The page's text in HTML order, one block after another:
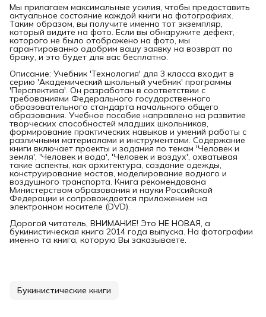
Мы прилагаем максимальные усилия, чтобы предоставить
актуальное состояние каждой книги на фотографиях.
Таким образом, вы получите именно тот экземпляр,
который видите на фото. Если вы обнаружите дефект,
которого не было отображено на фото, мы
гарантированно одобрим вашу заявку на возврат по
браку, и это будет для вас бесплатно.
Описание: Учебник 'Технология' для 3 класса входит в
серию 'Академический школьный учебник' программы
'Перспектива'. Он разработан в соответствии с
требованиями Федерального государственного
образовательного стандарта начального общего
образования. Учебное пособие направлено на развитие
творческих способностей младших школьников,
формирование практических навыков и умений работы с
различными материалами и инструментами. Содержание
книги включает проекты и задания по темам 'Человек и
земля', 'Человек и вода', 'Человек и воздух', охватывая
такие аспекты, как архитектура, создание одежды,
конструирование мостов, моделирование водного и
воздушного транспорта. Книга рекомендована
Министерством образования и науки Российской
Федерации и сопровождается приложением на
электронном носителе (DVD).
Дорогой читатель, ВНИМАНИЕ! Это НЕ НОВАЯ, а
букинистическая книга 2014 года выпуска. На фотографии
именно та книга, которую Вы заказываете.
Букинистические книги